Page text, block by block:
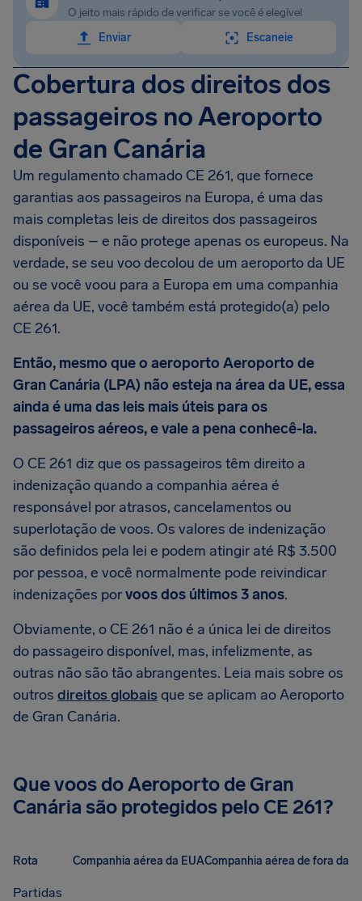
O jeito mais rápido de verificar se você é elegível
Enviar
Escaneie
Cobertura dos direitos dos
passageiros no Aeroporto
de Gran Canária
Um regulamento chamado CE 261, que fornece
garantias aos passageiros na Europa, é uma das
mais completas leis de direitos dos passageiros
disponíveis – e não protege apenas os europeus. Na
verdade, se seu voo decolou de um aeroporto da UE
ou se você voou para a Europa em uma companhia
aérea da UE, você também está protegido(a) pelo
CE 261.
Então, mesmo que o aeroporto Aeroporto de
Gran Canária (LPA) não esteja na área da UE, essa
ainda é uma das leis mais úteis para os
passageiros aéreos, e vale a pena conhecê-la.
O CE 261 diz que os passageiros têm direito a
indenização quando a companhia aérea é
responsável por atrasos, cancelamentos ou
superlotação de voos. Os valores de indenização
são definidos pela lei e podem atingir até R$ 3.500
por pessoa, e você normalmente pode reivindicar
indenizações porvoos dos últimos 3 anos.
Obviamente, o CE 261 não é a única lei de direitos
do passageiro disponível, mas, infelizmente, as
outras não são tão abrangentes. Leia mais sobre os
outros direitos globaisque se aplicam ao Aeroporto
de Gran Canária.
Que voos do Aeroporto de Gran
Canária são protegidos pelo CE 261?
Rota Companhia aérea da EUACompanhia aérea de fora da
Partidas